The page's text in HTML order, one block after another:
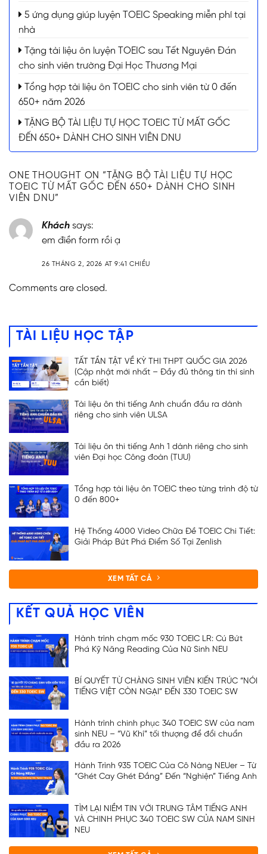
5 ứng dụng giúp luyện TOEIC Speaking miễn phí tại
nhà
Tặng tài liệu ôn luyện TOEIC sau Tết Nguyên Đán
cho sinh viên trường Đại Học Thương Mại
Tổng hợp tài liệu ôn TOEIC cho sinh viên từ 0 đến
650+ năm 2026
TẶNG BỘ TÀI LIỆU TỰ HỌC TOEIC TỪ MẤT GỐC
ĐẾN 650+ DÀNH CHO SINH VIÊN DNU
ONE THOUGHT ON “
TẶNG BỘ TÀI LIỆU TỰ HỌC
TOEIC TỪ MẤT GỐC ĐẾN 650+ DÀNH CHO SINH
VIÊN DNU”
Khách says:
em điền form rồi ạ
26 THÁNG 2, 2026 AT 9:41 CHIỀU
Comments are closed.
TÀI LIỆU HỌC TẬP
TẤT TẦN TẬT VỀ KỲ THI THPT QUỐC GIA 2026
(Cập nhật mới nhất – Đầy đủ thông tin thí sinh
cần biết)
Tài liệu ôn thi tiếng Anh chuẩn đầu ra dành
riêng cho sinh viên ULSA
Tài liệu ôn thi tiếng Anh 1 dành riêng cho sinh
viên Đại học Công đoàn (TUU)
Tổng hợp tài liệu ôn TOEIC theo từng trình độ từ
0 đến 800+
Hệ Thống 4000 Video Chữa Đề TOEIC Chi Tiết:
Giải Pháp Bứt Phá Điểm Số Tại Zenlish
XEM TẤT CẢ
KẾT QUẢ HỌC VIÊN
Hành trình chạm mốc 930 TOEIC LR: Cú Bứt
Phá Kỹ Năng Reading Của Nữ Sinh NEU
BÍ QUYẾT TỪ CHÀNG SINH VIÊN KIẾN TRÚC “NÓI
TIẾNG VIỆT CÒN NGẠI” ĐẾN 330 TOEIC SW
Hành trình chinh phục 340 TOEIC SW của nam
sinh NEU – “Vũ Khí” tối thượng để đổi chuẩn
đầu ra 2026
Hành Trình 935 TOEIC Của Cô Nàng NEUer – Từ
“Ghét Cay Ghét Đắng” Đến “Nghiện” Tiếng Anh
TÌM LẠI NIỀM TIN VỚI TRUNG TÂM TIẾNG ANH
VÀ CHINH PHỤC 340 TOEIC SW CỦA NAM SINH
NEU